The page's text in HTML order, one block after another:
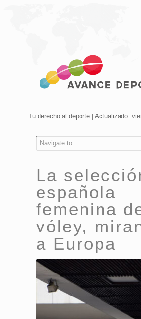
Tu derecho al deporte | Actualizado:
Navigate to...
La
española
femenina
vóley,
a Europa